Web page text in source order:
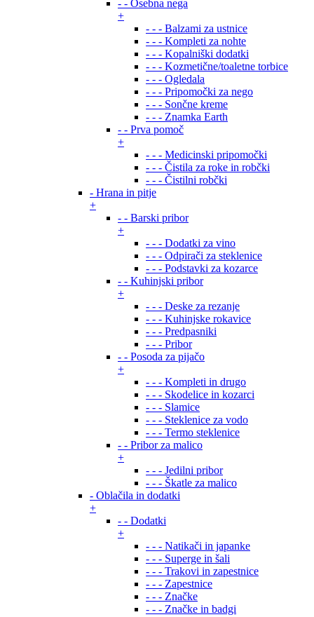
- - Osebna nega
+
- - - Balzami za ustnice
- - - Kompleti za nohte
- - - Kopalniški dodatki
- - - Kozmetične/toaletne torbice
- - - Ogledala
- - - Pripomočki za nego
- - - Sončne kreme
- - - Znamka Earth
- - Prva pomoč
+
- - - Medicinski pripomočki
- - - Čistila za roke in robčki
- - - Čistilni robčki
- Hrana in pitje
+
- - Barski pribor
+
- - - Dodatki za vino
- - - Odpirači za steklenice
- - - Podstavki za kozarce
- - Kuhinjski pribor
+
- - - Deske za rezanje
- - - Kuhinjske rokavice
- - - Predpasniki
- - - Pribor
- - Posoda za pijačo
+
- - - Kompleti in drugo
- - - Skodelice in kozarci
- - - Slamice
- - - Steklenice za vodo
- - - Termo steklenice
- - Pribor za malico
+
- - - Jedilni pribor
- - - Škatle za malico
- Oblačila in dodatki
+
- - Dodatki
+
- - - Natikači in japanke
- - - Superge in šali
- - - Trakovi in zapestnice
- - - Zapestnice
- - - Značke
- - - Značke in badgi